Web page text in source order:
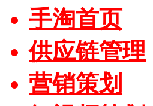
手淘首页
供应链管理
营销策划